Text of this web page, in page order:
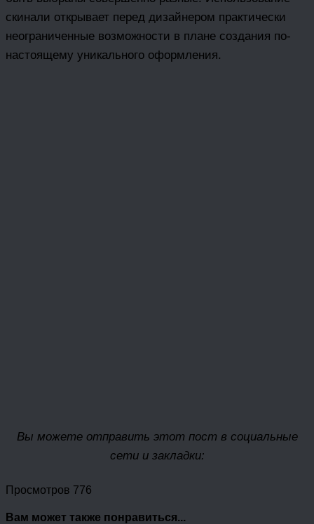
скинали открывает перед дизайнером практически
неограниченные возможности в плане создания по-
настоящему уникального оформления.
Вы можете отправить этот пост в социальные
сети и закладки:
Просмотров 776
Вам может также понравиться...